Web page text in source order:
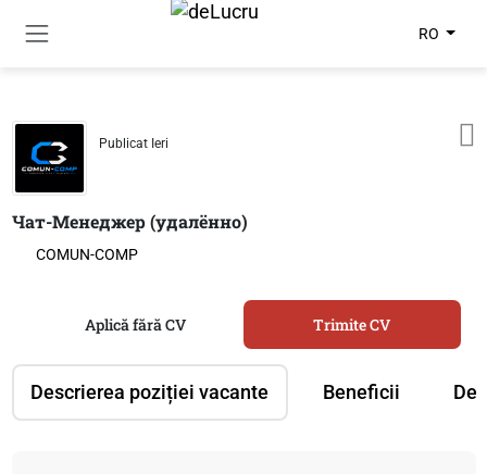
RO
Publicat Ieri
Чат-Менеджер (удалённо)
COMUN-COMP
Descrierea poziției vacante Beneficii
Aplică fără CV Trimite CV